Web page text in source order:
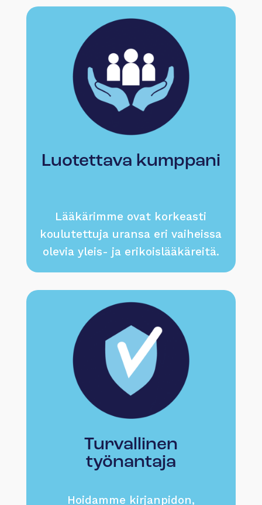
Luotettava kumppani
Lääkärimme ovat korkeasti
koulutettuja uransa eri vaiheissa
olevia yleis- ja erikoislääkäreitä.
Turvallinen
työnantaja
Hoidamme kirjanpidon,